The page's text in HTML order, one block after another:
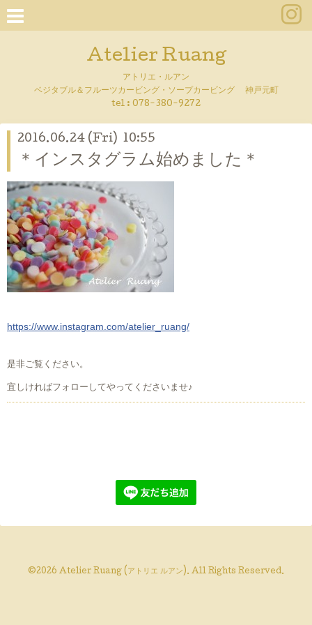
Atelier Ruang
アトリエ・ルアン
ベジタブル＆フルーツカービング・ソープカービング 神戸元町
tel : 078-380-9272
2016.06.24 (Fri) 10:55
＊インスタグラム始めました＊
https://www.instagram.com/atelier_ruang/
是非ご覧ください。
宜しければフォローしてやってくださいませ♪
©2026 Atelier Ruang (アトリエ ルアン). All Rights Reserved.